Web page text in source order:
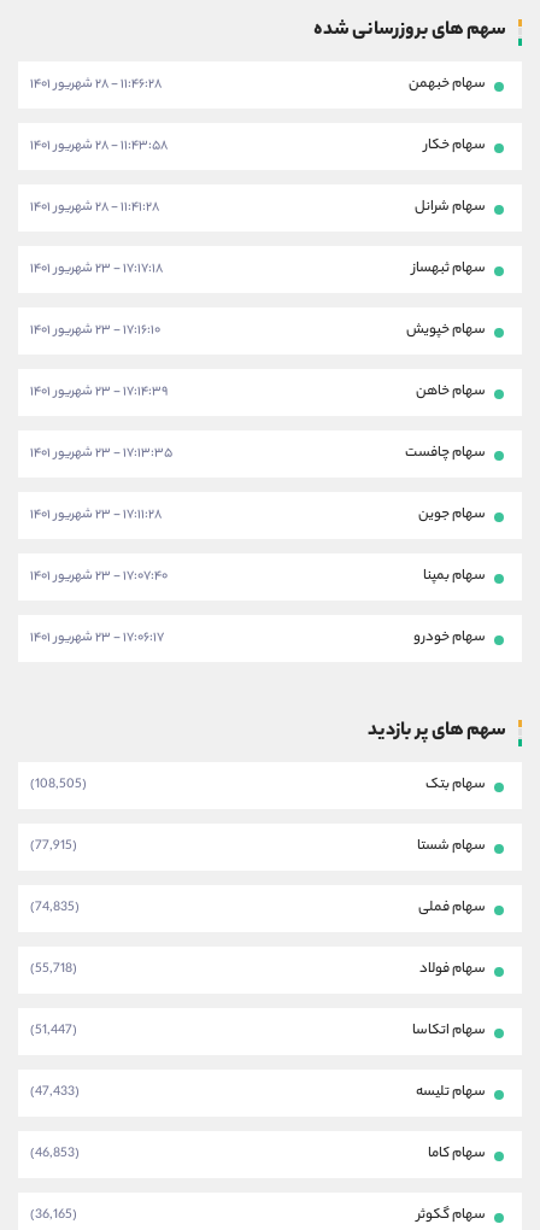
سهم های بروزرسانی شده
سهام خبهمن ۱۱:۴۶:۲۸ - ۲۸ شهریور ۱۴۰۱
سهام خکار ۱۱:۴۳:۵۸ - ۲۸ شهریور ۱۴۰۱
سهام شرانل ۱۱:۴۱:۲۸ - ۲۸ شهریور ۱۴۰۱
سهام ثبهساز ۱۷:۱۷:۱۸ - ۲۳ شهریور ۱۴۰۱
سهام خپویش ۱۷:۱۶:۱۰ - ۲۳ شهریور ۱۴۰۱
سهام خاهن ۱۷:۱۴:۳۹ - ۲۳ شهریور ۱۴۰۱
سهام چافست ۱۷:۱۳:۳۵ - ۲۳ شهریور ۱۴۰۱
سهام جوین ۱۷:۱۱:۲۸ - ۲۳ شهریور ۱۴۰۱
سهام بمپنا ۱۷:۰۷:۴۰ - ۲۳ شهریور ۱۴۰۱
سهام خودرو ۱۷:۰۶:۱۷ - ۲۳ شهریور ۱۴۰۱
سهم های پر بازدید
سهام بتک (108,505)
سهام شستا (77,915)
سهام فملی (74,835)
سهام فولاد (55,718)
سهام اتکاسا (51,447)
سهام تلیسه (47,433)
سهام کاما (46,853)
سهام گکوثر (36,165)